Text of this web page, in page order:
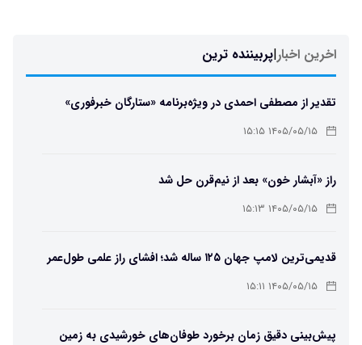
اخرین اخبار|پربیننده ترین
تقدیر از مصطفی احمدی در ویژه‌برنامه «ستارگان خبرفوری»
۱۴۰۵/۰۵/۱۵ ۱۵:۱۵
راز «آبشار خون» بعد از نیم‌قرن حل شد
۱۴۰۵/۰۵/۱۵ ۱۵:۱۳
قدیمی‌ترین لامپ جهان ۱۲۵ ساله شد؛ افشای راز علمی طول‌عمر
لامپ سنتنیال
۱۴۰۵/۰۵/۱۵ ۱۵:۱۱
پیش‌بینی دقیق زمان برخورد طوفان‌های خورشیدی به زمین